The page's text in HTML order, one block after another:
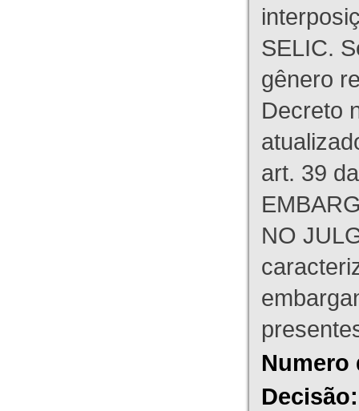
SELIC.
gênero
Decreto
art. 39
NO
Numero
Decisão: